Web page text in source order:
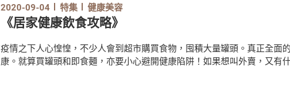
2020-09-04 特集 健康美容
《居家健康飲食攻略》
疫情之下人心惶惶，不少人會到超市購買食物，囤積大量罐頭。真正全面
康。就算買罐頭和即食麵，亦要小心避開健康陷阱！如果想叫外賣，又有